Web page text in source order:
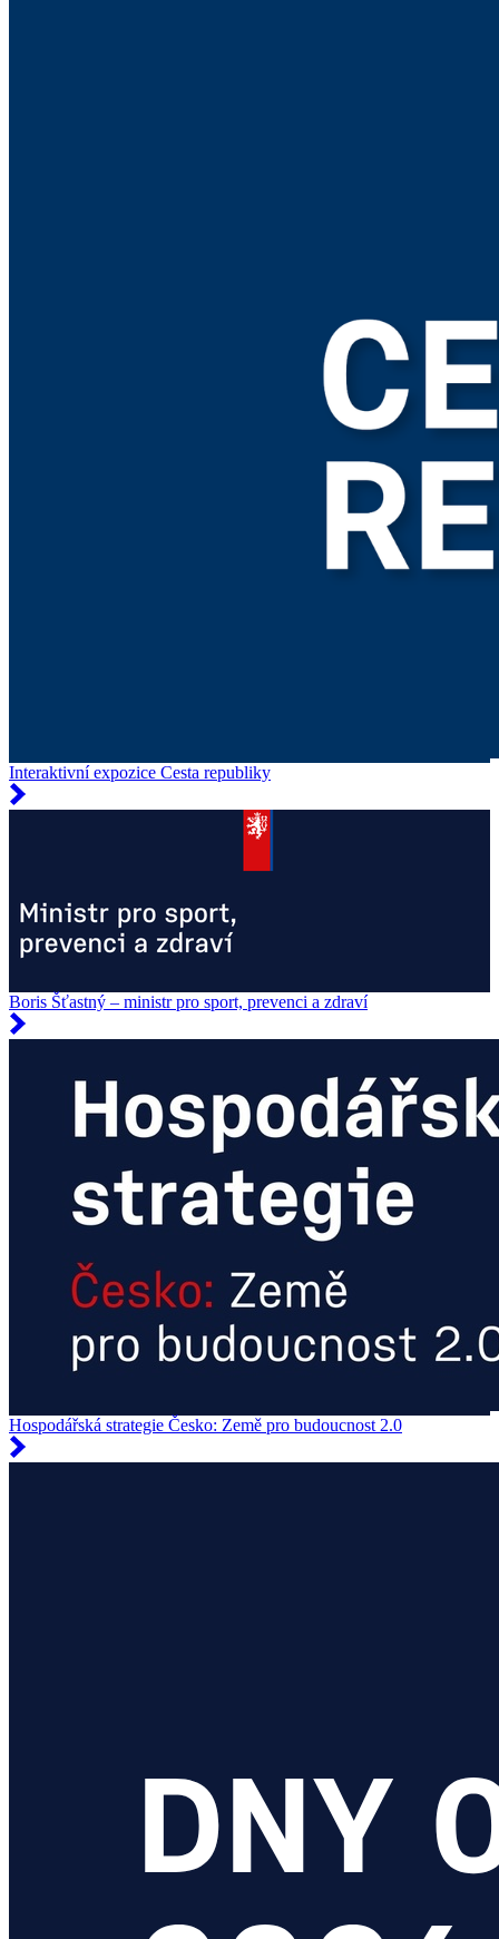
Interaktivní expozice Cesta republiky
Boris Šťastný – ministr pro sport, prevenci a zdraví
Hospodářská strategie Česko: Země pro budoucnost 2.0